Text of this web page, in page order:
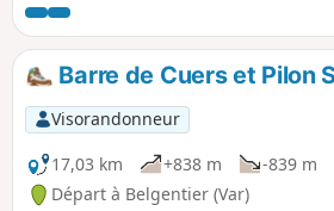
piste chemine vers le Sud en offrant de
magnifiques points de vue et
curiosités géologiques. La descente
village s'avère raide par des sentiers
escarpés et se termine par un beau
partiellement empierré dans un joli
Barre de Cuers et Pilon
Visorandonneur
17,03 km
+838 m -839 m
Départ à Belgentier (Var)